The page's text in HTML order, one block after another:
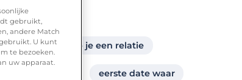
dating be
dates heb je een relatie
eerste date waar
gebruikt,
andere Match
U kunt
te bezoeken.
uw apparaat.